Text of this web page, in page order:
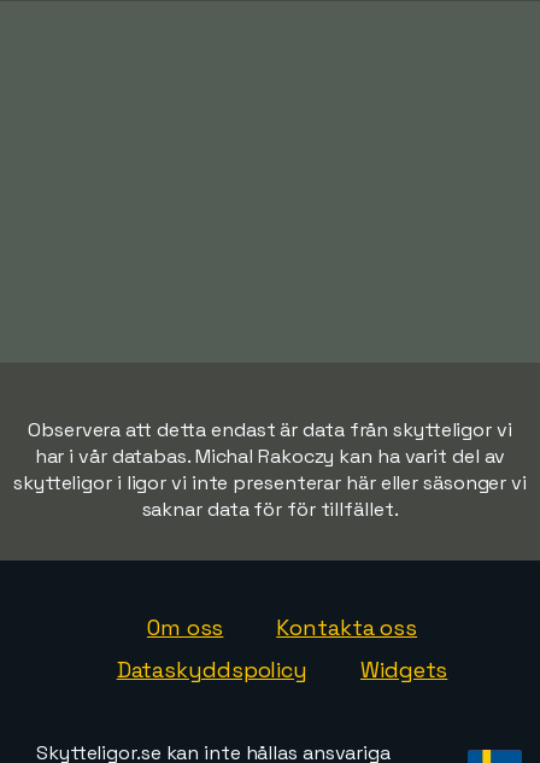
Observera att detta endast är data från skytteligor vi
har i vår databas. Michal Rakoczy kan ha varit del av
skytteligor i ligor vi inte presenterar här eller säsonger vi
saknar data för för tillfället.
Om oss
Kontakta oss
Dataskyddspolicy
Widgets
Skytteligor.se kan inte hållas ansvariga